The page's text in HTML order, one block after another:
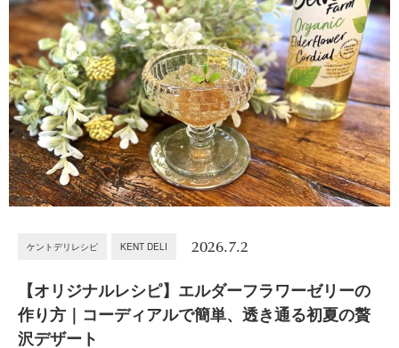
ケントデリレシピ KENT DELI 2026.7.2
【オリジナルレシピ】エルダーフラワーゼリーの
作り方｜コーディアルで簡単、透き通る初夏の贅
沢デザート